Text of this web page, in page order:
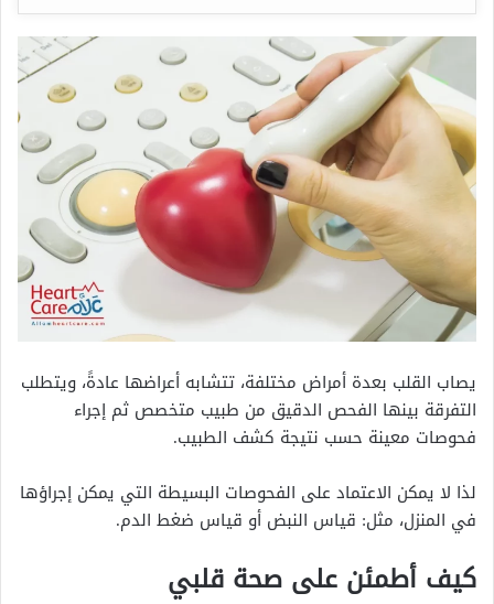
يصاب القلب بعدة أمراض مختلفة، تتشابه أعراضها عادةً، ويتطلب
التفرقة بينها الفحص الدقيق من طبيب متخصص ثم إجراء
فحوصات معينة حسب نتيجة كشف الطبيب.
لذا لا يمكن الاعتماد على الفحوصات البسيطة التي يمكن إجراؤها
في المنزل، مثل: قياس النبض أو قياس ضغط الدم.
كيف أطمئن على صحة قلبي